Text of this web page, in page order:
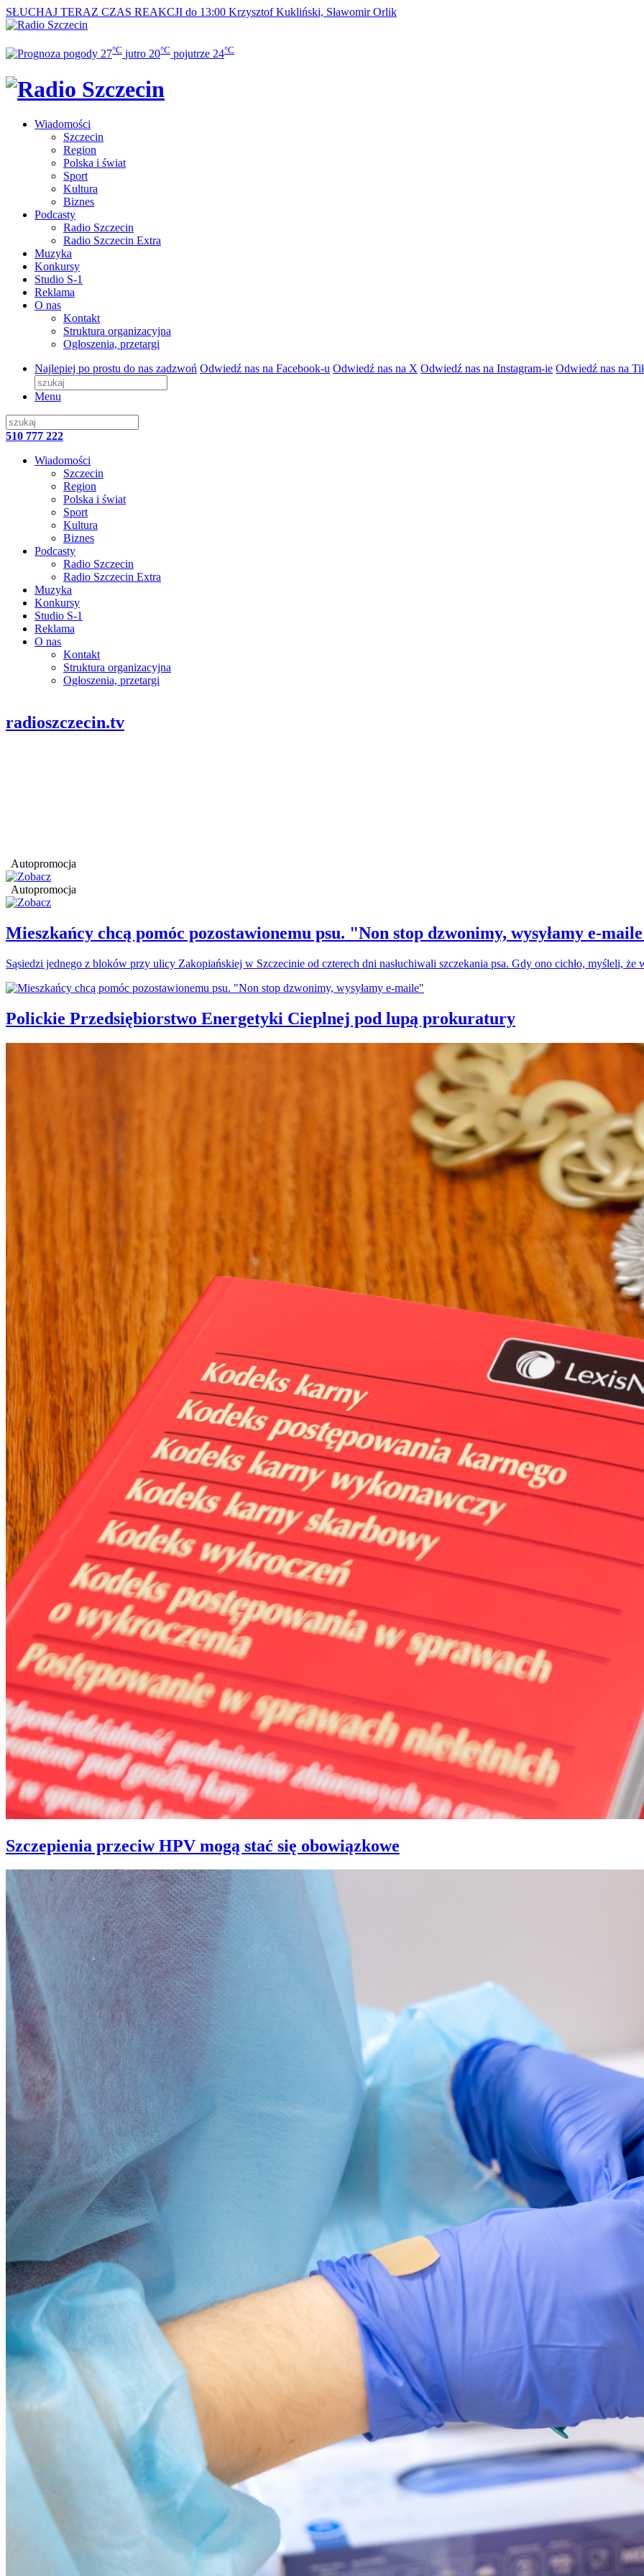
SŁUCHAJ TERAZ CZAS REAKCJI do 13:00 Krzysztof Kukliński, Sławomir Orlik
27°C jutro 20°C pojutrze 24°C
Wiadomości
Szczecin
Region
Polska i świat
Sport
Kultura
Biznes
Podcasty
Radio Szczecin
Radio Szczecin Extra
Muzyka
Konkursy
Studio S-1
Reklama
O nas
Kontakt
Struktura organizacyjna
Ogłoszenia, przetargi
Najlepiej po prostu do nas zadzwoń Odwiedź nas na Facebook-u Odwiedź nas na X Odwiedź nas na Instagram-ie Odwiedź nas na
Menu
510 777 222
Wiadomości
Szczecin
Region
Polska i świat
Sport
Kultura
Biznes
Podcasty
Radio Szczecin
Radio Szczecin Extra
Muzyka
Konkursy
Studio S-1
Reklama
O nas
Kontakt
Struktura organizacyjna
Ogłoszenia, przetargi
radioszczecin.tv
Autopromocja
Autopromocja
Mieszkańcy chcą pomóc pozostawionemu psu. "Non stop dzwonimy, wysyłamy e-
Sąsiedzi jednego z bloków przy ulicy Zakopiańskiej w Szczecinie od czterech dni nasłuchiwali szczekania psa. Gdy ono cichło, myśleli, że
Polickie Przedsiębiorstwo Energetyki Cieplnej pod lupą prokuratury
Szczepienia przeciw HPV mogą stać się obowiązkowe